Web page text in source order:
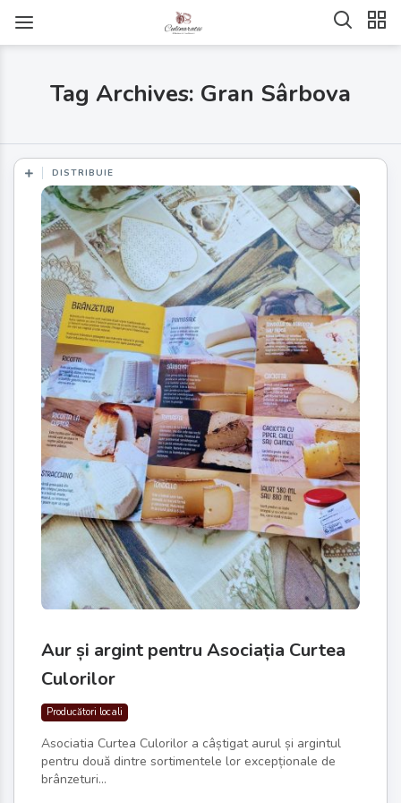
Tag Archives: Gran Sârbova
DISTRIBUIE
Aur și argint pentru Asociația Curtea
Culorilor
Producători locali
Asociatia Curtea Culorilor a câștigat aurul și argintul
pentru două dintre sortimentele lor excepționale de
brânzeturi...